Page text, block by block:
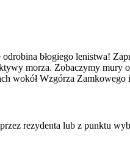
błogiego lenistwa!
morza. Zobaczymy
wokół Wzgórza
rezydenta lub z punktu